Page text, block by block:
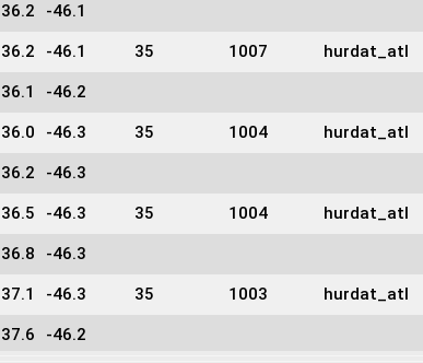
36.2 -46.1
36.2 -46.1 35 1007 hurdat_atl
36.1 -46.2
36.0 -46.3 35 1004 hurdat_atl
36.2 -46.3
36.5 -46.3 35 1004 hurdat_atl
36.8 -46.3
37.1 -46.3 35 1003 hurdat_atl
37.6 -46.2